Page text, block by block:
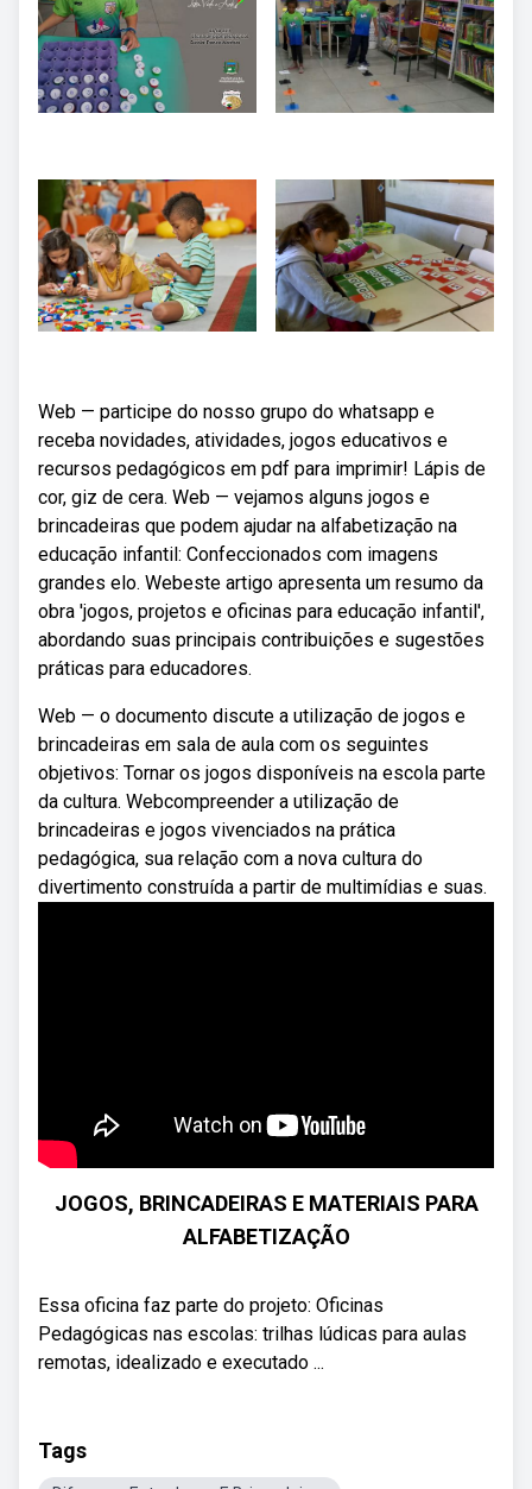
Web — participe do nosso grupo do whatsapp e
receba novidades, atividades, jogos educativos e
recursos pedagógicos em pdf para imprimir! Lápis de
cor, giz de cera. Web — vejamos alguns jogos e
brincadeiras que podem ajudar na alfabetização na
educação infantil: Confeccionados com imagens
grandes elo. Webeste artigo apresenta um resumo da
obra 'jogos, projetos e oficinas para educação infantil',
abordando suas principais contribuições e sugestões
práticas para educadores.
Web — o documento discute a utilização de jogos e
brincadeiras em sala de aula com os seguintes
objetivos: Tornar os jogos disponíveis na escola parte
da cultura. Webcompreender a utilização de
brincadeiras e jogos vivenciados na prática
pedagógica, sua relação com a nova cultura do
divertimento construída a partir de multimídias e suas.
JOGOS, BRINCADEIRAS E MATERIAIS PARA
ALFABETIZAÇÃO
Essa oficina faz parte do projeto: Oficinas
Pedagógicas nas escolas: trilhas lúdicas para aulas
remotas, idealizado e executado ...
Tags